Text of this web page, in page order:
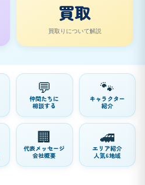
買取
買取りについて解説
💬
仲間たちに
相談する
🐾
キャラクター
紹介
🏢
代表メッセージ
会社概要
🚄
エリア紹介
人気6地域